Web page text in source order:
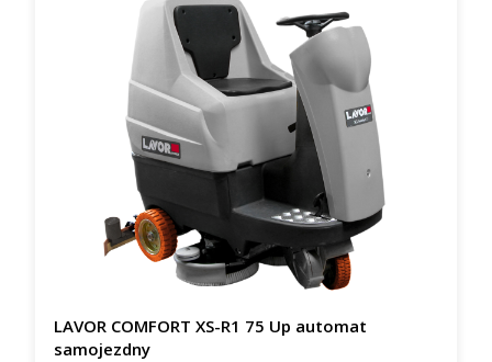
LAVOR COMFORT XS-R1 75 Up automat
samojezdny